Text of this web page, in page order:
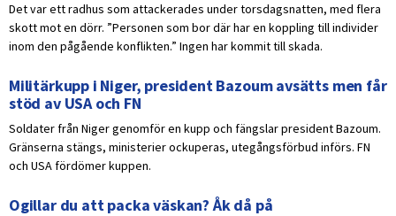
Det var ett radhus som attackerades under torsdagsnatten, med flera
skott mot en dörr. ”Personen som bor där har en koppling till individer
inom den pågående konflikten.” Ingen har kommit till skada.
Militärkupp i Niger, president Bazoum avsätts men får
stöd av USA och FN
Soldater från Niger genomför en kupp och fängslar president Bazoum.
Gränserna stängs, ministerier ockuperas, utegångsförbud införs. FN
och USA fördömer kuppen.
Ogillar du att packa väskan? Åk då på